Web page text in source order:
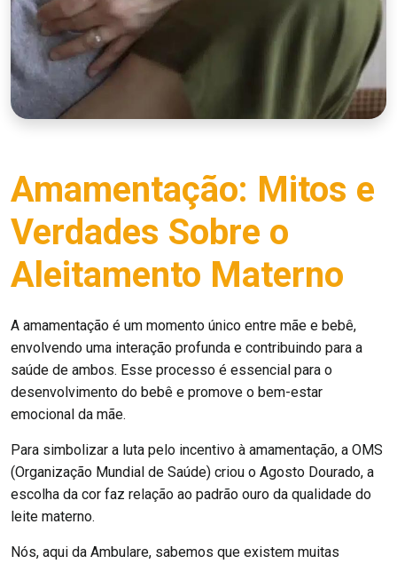
Amamentação: Mitos e
Verdades Sobre o
Aleitamento Materno
A amamentação é um momento único entre mãe e bebê,
envolvendo uma interação profunda e contribuindo para a
saúde de ambos. Esse processo é essencial para o
desenvolvimento do bebê e promove o bem-estar
emocional da mãe.
Para simbolizar a luta pelo incentivo à amamentação, a OMS
(Organização Mundial de Saúde) criou o Agosto Dourado, a
escolha da cor faz relação ao padrão ouro da qualidade do
leite materno.
Nós, aqui da Ambulare, sabemos que existem muitas